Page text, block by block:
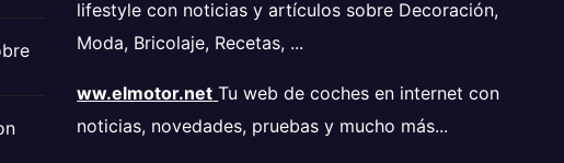
lifestyle con noticias y artículos sobre Decoración,
Moda, Bricolaje, Recetas, ...
ww.elmotor.net Tu web de coches en internet con
noticias, novedades, pruebas y mucho más...